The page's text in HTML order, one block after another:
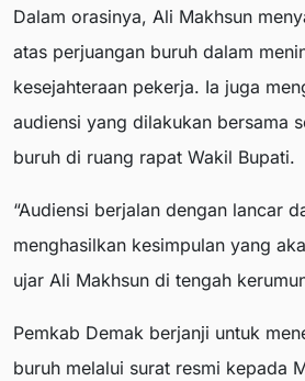
Dalam orasinya, Ali Makhsun
atas perjuangan buruh dalam
kesejahteraan pekerja. Ia juga
audiensi yang dilakukan bersama
buruh di ruang rapat Wakil Bupati.
“Audiensi berjalan dengan lancar
menghasilkan kesimpulan yang
ujar Ali Makhsun di tengah
Pemkab Demak berjanji untuk
buruh melalui surat resmi kepada